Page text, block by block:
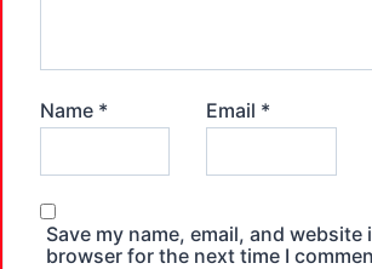
Name * Email *
Save my name, email, and website
browser for the next time I